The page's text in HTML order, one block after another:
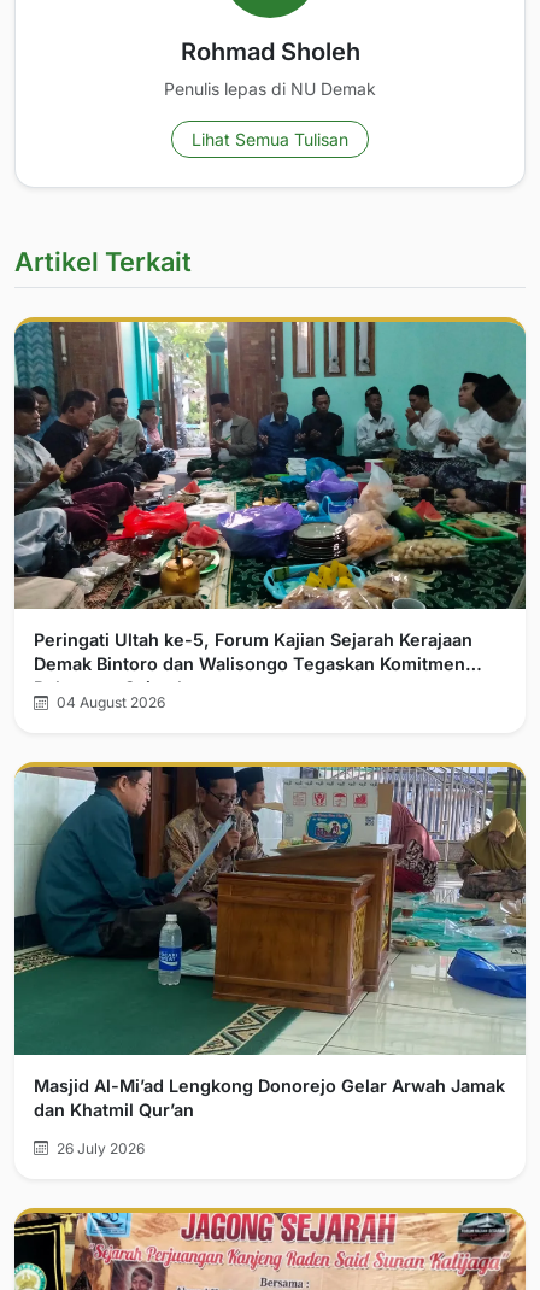
Rohmad Sholeh
Penulis lepas di NU Demak
Lihat Semua Tulisan
Artikel Terkait
Peringati Ultah ke-5, Forum Kajian Sejarah Kerajaan
Demak Bintoro dan Walisongo Tegaskan Komitmen
Pelurusan Sejarah
04 August 2026
Masjid Al-Mi’ad Lengkong Donorejo Gelar Arwah Jamak
dan Khatmil Qur’an
26 July 2026